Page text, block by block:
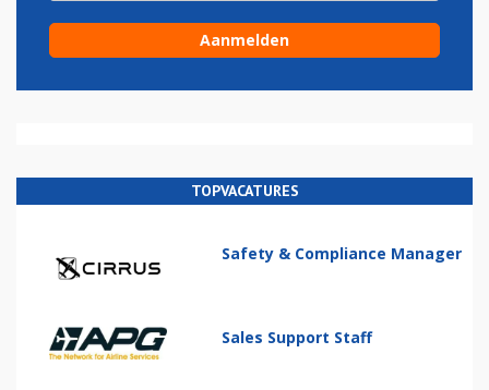
TOPVACATURES
Safety & Compliance Manager
Sales Support Staff